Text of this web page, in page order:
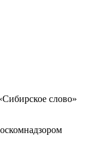
слово»